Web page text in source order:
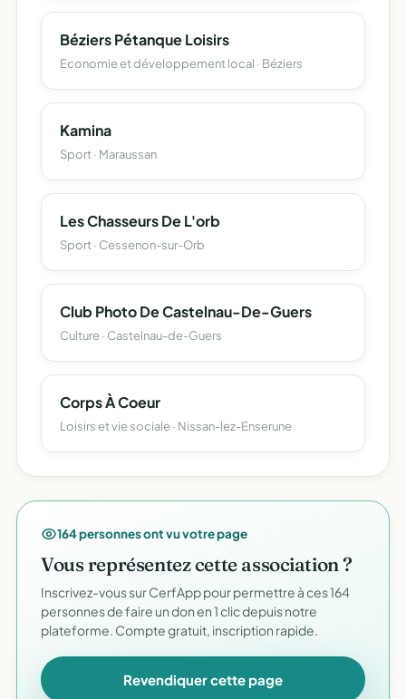
Béziers Pétanque Loisirs
Economie et développement local · Béziers
Kamina
Sport · Maraussan
Les Chasseurs De L'orb
Sport · Cessenon-sur-Orb
Club Photo De Castelnau-De-Guers
Culture · Castelnau-de-Guers
Corps À Coeur
Loisirs et vie sociale · Nissan-lez-Enserune
164 personnes ont vu votre page
Vous représentez cette association ?
Inscrivez-vous sur CerfApp pour permettre à ces 164
personnes de faire un don en 1 clic depuis notre
plateforme. Compte gratuit, inscription rapide.
Revendiquer cette page